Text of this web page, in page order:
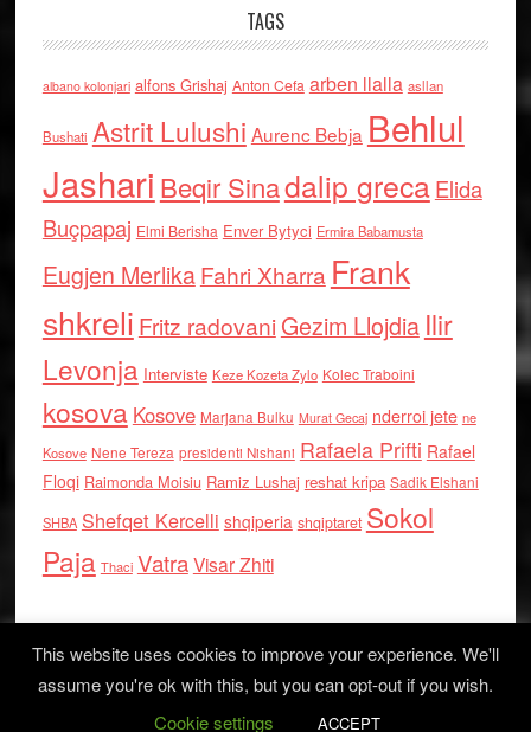
TAGS
albano kolonjari alfons Grishaj Anton Cefa arben llalla asllan
Bushati Astrit Lulushi Aurenc Bebja Behlul
Jashari Beqir Sinadalip grecaElida
Buçpapaj Elmi Berisha Enver Bytyci Ermira Babamusta
Eugjen MerlikaFahri Xharra Frank
shkreli Fritz radovaniGezim Llojdia Ilir
Levonja Interviste Keze Kozeta Zylo Kolec Traboini
kosova Kosove Marjana Bulku Murat Gecaj nderroi jete ne
Kosove Nene Tereza presidenti Nishani Rafaela Prifti Rafael
Floqi Raimonda Moisiu Ramiz Lushaj reshat kripa Sadik Elshani
SHBA Shefqet Kercelli shqiperia shqiptaret Sokol
Paja Thaci VatraVisar Zhiti
Log in
This website uses cookies to improve your experience. We'll
assume you're ok with this, but you can opt-out if you wish.
Cookie settings
ACCEPT